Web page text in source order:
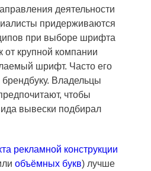
деятельности
придерживаются
при выборе шрифта
от крупной компании
шрифт. Часто его
Владельцы
чтобы
вывески подбирал
рекламной конструкции
объёмных букв) лучше